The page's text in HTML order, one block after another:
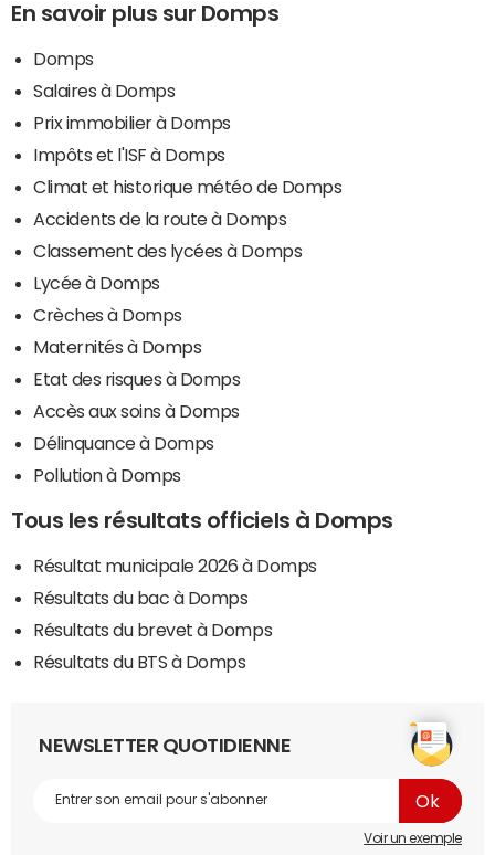
En savoir plus sur Domps
Domps
Salaires à Domps
Prix immobilier à Domps
Impôts et l'ISF à Domps
Climat et historique météo de Domps
Accidents de la route à Domps
Classement des lycées à Domps
Lycée à Domps
Crèches à Domps
Maternités à Domps
Etat des risques à Domps
Accès aux soins à Domps
Délinquance à Domps
Pollution à Domps
Tous les résultats officiels à Domps
Résultat municipale 2026 à Domps
Résultats du bac à Domps
Résultats du brevet à Domps
Résultats du BTS à Domps
NEWSLETTER QUOTIDIENNE
Voir un exemple